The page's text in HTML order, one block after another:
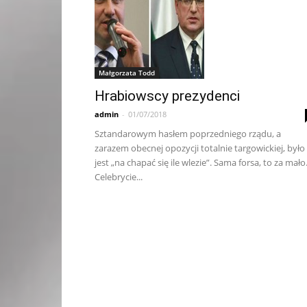
Małgorzata Todd
Hrabiowscy prezydenci
admin - 01/07/2018
Sztandarowym hasłem poprzedniego rządu, a
zarazem obecnej opozycji totalnie targowickiej, było
jest „na chapać się ile wlezie”. Sama forsa, to za mało.
Celebrycie...